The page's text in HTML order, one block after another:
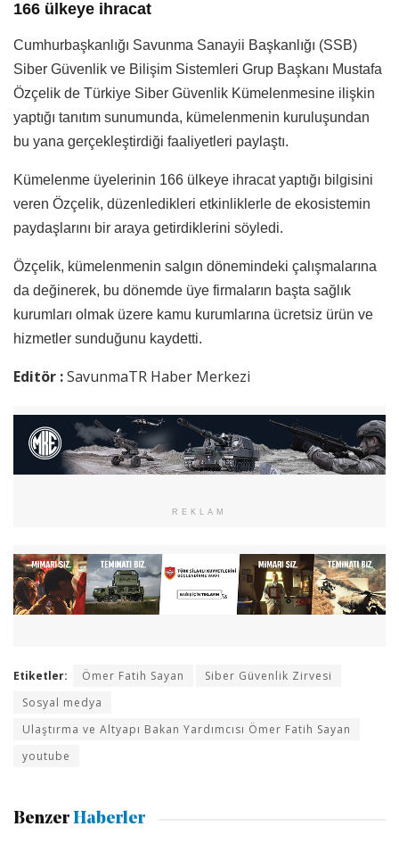
166 ülkeye ihracat
Cumhurbaşkanlığı Savunma Sanayii Başkanlığı (SSB)
Siber Güvenlik ve Bilişim Sistemleri Grup Başkanı Mustafa
Özçelik de Türkiye Siber Güvenlik Kümelenmesine ilişkin
yaptığı tanıtım sunumunda, kümelenmenin kuruluşundan
bu yana gerçekleştirdiği faaliyetleri paylaştı.
Kümelenme üyelerinin 166 ülkeye ihracat yaptığı bilgisini
veren Özçelik, düzenledikleri etkinliklerle de ekosistemin
paydaşlarını bir araya getirdiklerini söyledi.
Özçelik, kümelenmenin salgın dönemindeki çalışmalarına
da değinerek, bu dönemde üye firmaların başta sağlık
kurumları olmak üzere kamu kurumlarına ücretsiz ürün ve
hizmetler sunduğunu kaydetti.
Editör :SavunmaTR Haber Merkezi
REKLAM
Etiketler: Ömer Fatih Sayan
Siber Güvenlik Zirvesi
Sosyal medya
Ulaştırma ve Altyapı Bakan Yardımcısı Ömer Fatih Sayan
youtube
Benzer Haberler